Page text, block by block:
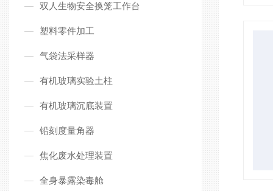
双人生物安全换笼工作台
塑料零件加工
气袋法采样器
有机玻璃实验土柱
有机玻璃沉底装置
铅刻度量角器
焦化废水处理装置
全身暴露染毒舱